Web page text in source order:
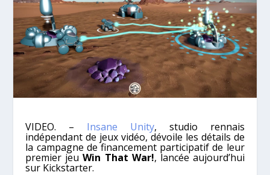
VIDEO. – Insane Unity, studio rennais
indépendant de jeux vidéo, dévoile les détails de
la campagne de financement participatif de leur
premier jeuWin That War!, lancée aujourd’hui
sur Kickstarter.